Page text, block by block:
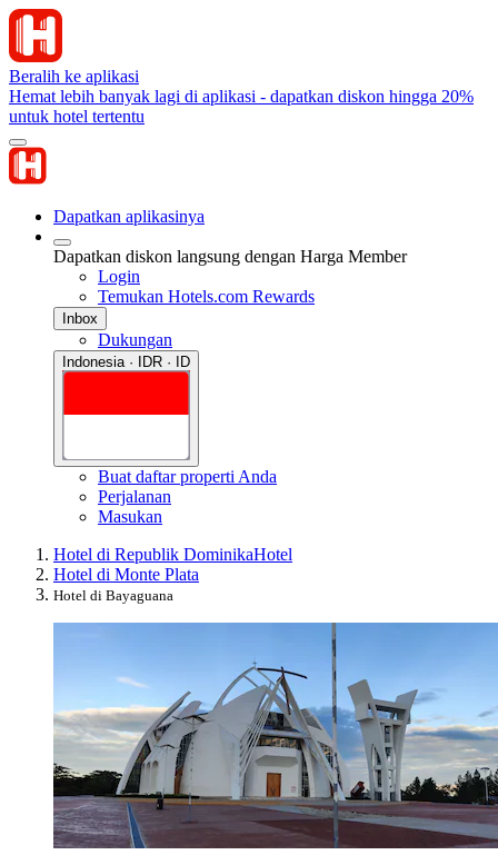
Beralih ke aplikasi
Hemat lebih banyak lagi di aplikasi - dapatkan diskon hingga 20%
untuk hotel tertentu
Dapatkan aplikasinya
Dapatkan diskon langsung dengan Harga Member
Login
Temukan Hotels.com Rewards
Inbox
Dukungan
Indonesia · IDR · ID
Buat daftar properti Anda
Perjalanan
Masukan
Hotel di Republik DominikaHotel
Hotel di Monte Plata
Hotel di Bayaguana